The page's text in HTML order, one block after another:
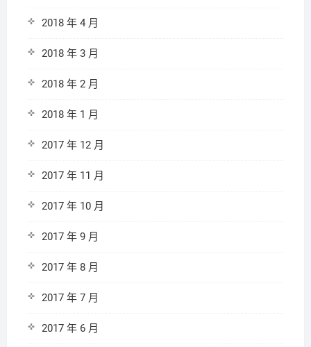
2018 年 4 月
2018 年 3 月
2018 年 2 月
2018 年 1 月
2017 年 12 月
2017 年 11 月
2017 年 10 月
2017 年 9 月
2017 年 8 月
2017 年 7 月
2017 年 6 月